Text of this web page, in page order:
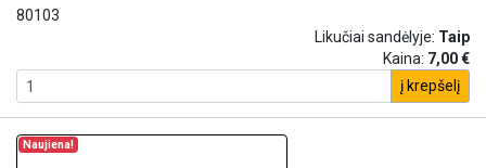
80103
Likučiai sandėlyje: Taip
Kaina: 7,00 €
į krepšelį
Naujiena!